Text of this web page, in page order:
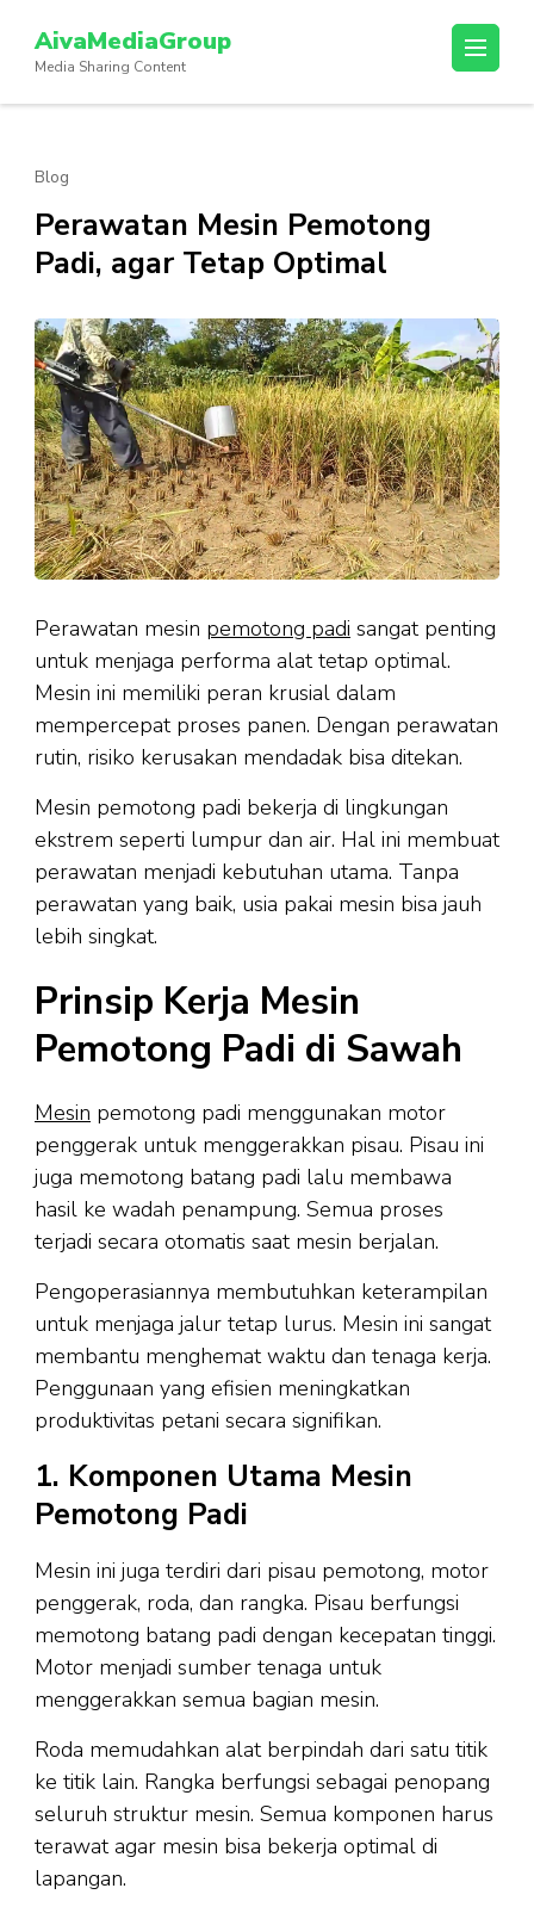
konten
(Tekan
AivaMediaGroup
Media Sharing Content
Blog
Perawatan Mesin Pemotong
Padi, agar Tetap Optimal
Perawatan mesin pemotong padi sangat penting
untuk menjaga performa alat tetap optimal.
Mesin ini memiliki peran krusial dalam
mempercepat proses panen. Dengan perawatan
rutin, risiko kerusakan mendadak bisa ditekan.
Mesin pemotong padi bekerja di lingkungan
ekstrem seperti lumpur dan air. Hal ini membuat
perawatan menjadi kebutuhan utama. Tanpa
perawatan yang baik, usia pakai mesin bisa jauh
lebih singkat.
Prinsip Kerja Mesin
Pemotong Padi di Sawah
Mesin pemotong padi menggunakan motor
penggerak untuk menggerakkan pisau. Pisau ini
juga memotong batang padi lalu membawa
hasil ke wadah penampung. Semua proses
terjadi secara otomatis saat mesin berjalan.
Pengoperasiannya membutuhkan keterampilan
untuk menjaga jalur tetap lurus. Mesin ini sangat
membantu menghemat waktu dan tenaga kerja.
Penggunaan yang efisien meningkatkan
produktivitas petani secara signifikan.
1. Komponen Utama Mesin
Pemotong Padi
Mesin ini juga terdiri dari pisau pemotong, motor
penggerak, roda, dan rangka. Pisau berfungsi
memotong batang padi dengan kecepatan tinggi.
Motor menjadi sumber tenaga untuk
menggerakkan semua bagian mesin.
Roda memudahkan alat berpindah dari satu titik
ke titik lain. Rangka berfungsi sebagai penopang
seluruh struktur mesin. Semua komponen harus
terawat agar mesin bisa bekerja optimal di
lapangan.